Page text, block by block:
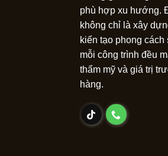
phù hợp xu hướng.
không chỉ là xây
kiến tạo phong
mỗi công trình đều
thẩm mỹ và giá trị
hàng.